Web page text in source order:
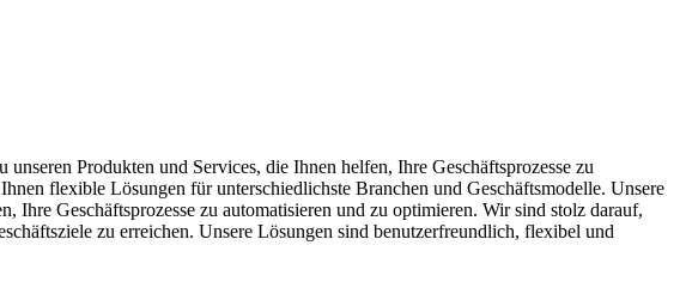
Produkten und Services, die Ihnen helfen, Ihre Geschäftsprozesse zu
flexible Lösungen für unterschiedlichste Branchen und Geschäftsmodelle. Unsere
Geschäftsprozesse zu automatisieren und zu optimieren. Wir sind stolz darauf,
zu erreichen. Unsere Lösungen sind benutzerfreundlich, flexibel und